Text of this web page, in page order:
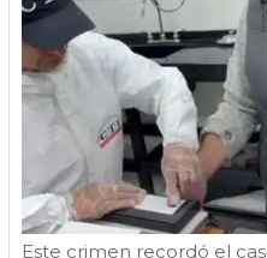
Este crimen recordó el